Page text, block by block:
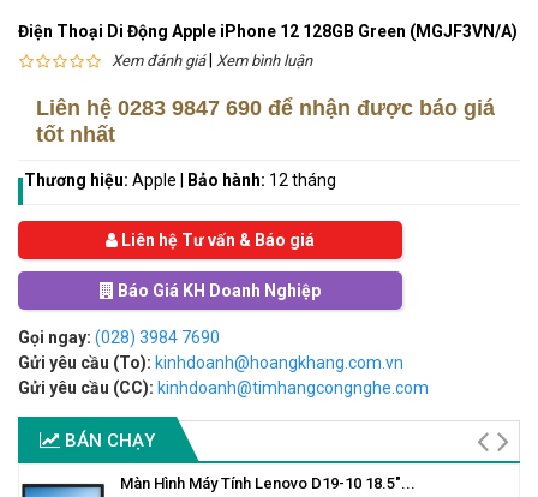
Điện Thoại Di Động Apple iPhone 12 128GB Green (MGJF3VN/A)
Xem đánh giá| Xem bình luận
Liên hệ 0283 9847 690 để nhận được báo giá
tốt nhất
Thương hiệu: Apple Bảo hành: 12 tháng
Liên hệ Tư vấn & Báo giá
Báo Giá KH Doanh Nghiệp
Gọi ngay: (028) 3984 7690
Gửi yêu cầu (To): kinhdoanh@hoangkhang.com.vn
Gửi yêu cầu (CC): kinhdoanh@timhangcongnghe.com
BÁN CHẠY
Màn Hình Máy Tính Lenovo D19-10 18.5"...